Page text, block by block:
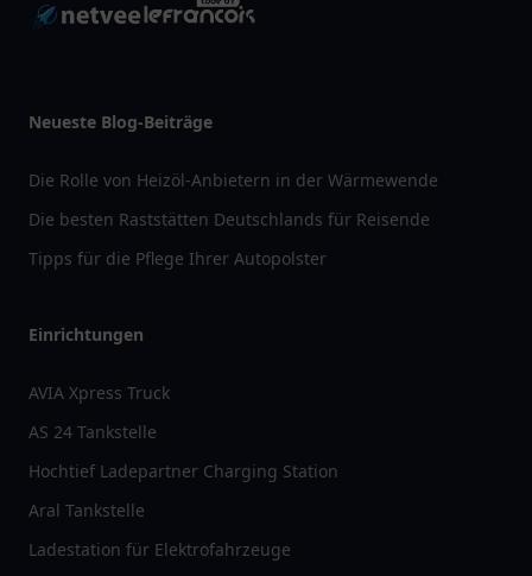
Neueste Blog-Beiträge
Die Rolle von Heizöl-Anbietern in der Wärmewende
Die besten Raststätten Deutschlands für Reisende
Tipps für die Pflege Ihrer Autopolster
Einrichtungen
AVIA Xpress Truck
AS 24 Tankstelle
Hochtief Ladepartner Charging Station
Aral Tankstelle
Ladestation für Elektrofahrzeuge